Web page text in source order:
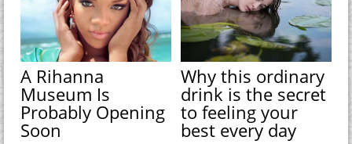
A Rihanna
Museum Is
Probably Opening
Soon
Why this ordinary
drink is the secret
to feeling your
best every day